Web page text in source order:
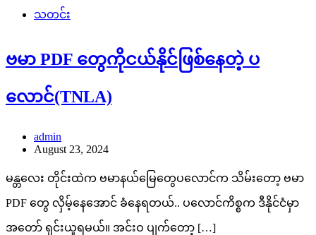
သတင်း
ဗမာ PDF တွေကိုငယ်နိုင်ဖြစ်နေတဲ့ ပ
လောင်(TNLA)
admin
August 23, 2024
မန္တလေး တိုင်းထဲက ဗမာနယ်မြေတွေပလောင်က သိမ်းတော့ ဗမာ
PDF တွေ လှိမ့်နေအောင် ခံနေရတယ်.. ပလောင်ကိစ္စက ဒီနိုင်ငံမှာ
အတော် ရှင်းယူရမယ်။ အင်းဝ ပျက်တော့ […]